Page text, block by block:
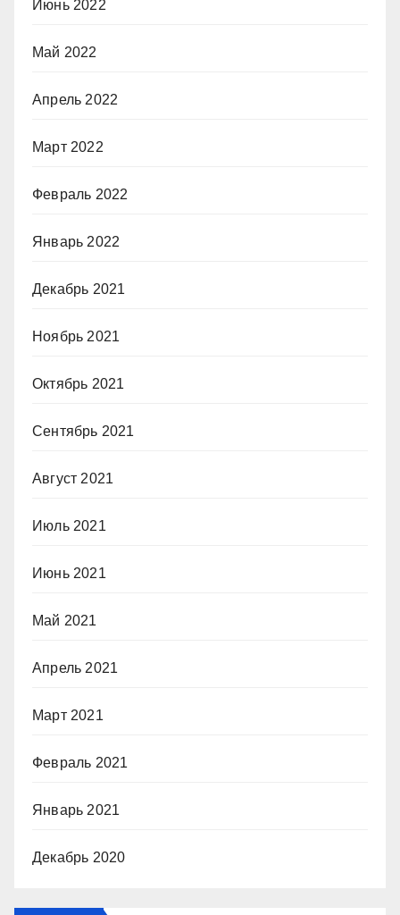
Июнь 2022
Май 2022
Апрель 2022
Март 2022
Февраль 2022
Январь 2022
Декабрь 2021
Ноябрь 2021
Октябрь 2021
Сентябрь 2021
Август 2021
Июль 2021
Июнь 2021
Май 2021
Апрель 2021
Март 2021
Февраль 2021
Январь 2021
Декабрь 2020